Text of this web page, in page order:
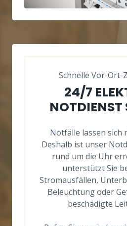
Schnelle Vor-Ort-
24/7
NOTDIENST
Notfälle lassen sich
Deshalb ist unser
rund um die Uhr
unterstützt Sie
Stromausfällen,
Beleuchtung oder
beschädigte